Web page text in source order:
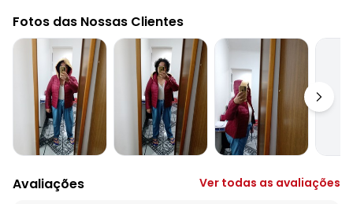
Modelagem: Solto
Comprimento da manga: Longa
Decote costas: Capuz
Complemento: Bolsos embutidos
Fechamento: Zíper
Tecido: Tactel
Composição: Conforme imagem etiqueta
Fotos das Nossas Clientes
Avaliações Ver todas as avaliações